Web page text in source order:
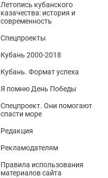
Летопись кубанского
казачества: история и
современность
Спецпроекты
Кубань 2000-2018
Кубань. Формат успеха
Я помню День Победы
Спецпроект. Они помогают
спасти море
Редакция
Рекламодателям
Правила использования
материалов сайта